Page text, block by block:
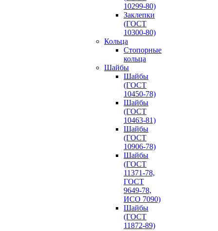
10299-80)
Заклепки
(ГОСТ
10300-80)
Кольца
Стопорные
кольца
Шайбы
Шайбы
(ГОСТ
10450-78)
Шайбы
(ГОСТ
10463-81)
Шайбы
(ГОСТ
10906-78)
Шайбы
(ГОСТ
11371-78,
ГОСТ
9649-78,
ИСО 7090)
Шайбы
(ГОСТ
11872-89)